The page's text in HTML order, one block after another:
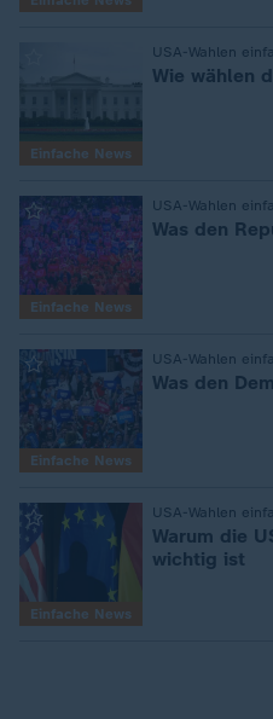
Einfache News
USA-Wahlen
Wie wählen
Einfache News
USA-Wahlen
Was den
Einfache News
USA-Wahlen
Was den
Einfache News
USA-Wahlen
Warum die
wichtig ist